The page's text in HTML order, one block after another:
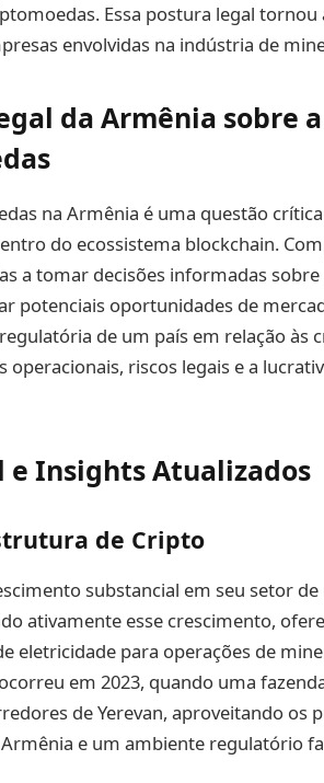
Essa postura legal
envolvidas na indústria de
da Armênia sobre a
na Armênia é uma questão
do ecossistema blockchain.
a tomar decisões informadas
potenciais oportunidades de
de um país em relação às
riscos legais e a
e Insights Atualizados
de Cripto
substancial em seu setor
ativamente esse crescimento,
eletricidade para operações de
em 2023, quando uma
de Yerevan, aproveitando os
e um ambiente regulatório